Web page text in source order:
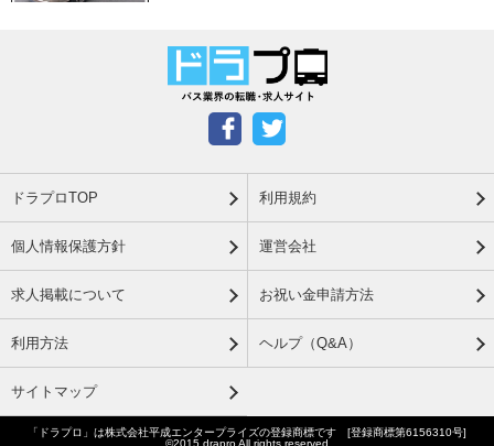
ドラプロTOP 利用規約
個人情報保護方針 運営会社
求人掲載について お祝い金申請方法
利用方法 ヘルプ（Q&A）
サイトマップ
「ドラプロ」は株式会社平成エンタープライズの登録商標です [登録商標第6156310号]
©2015 drapro All rights reserved